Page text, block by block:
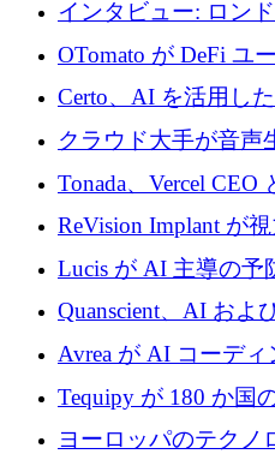
インタビュー: ロン
ーン Tide の CEO、
OTomato が DeFi ユ
インテリジェンス レ
Improbable から 200
Certo、AI を活用し
プラットフォームの
クラウド大手が音声
るなか、Voxmindが
ード資金を調達
Tonada、Vercel CEO
援を受けてステルス
ReVision Implant が
に 400 万ユーロを確
Lucis が AI 主導の予
を拡大するためにシ
を調達
Quanscient、AI およ
ドウェア エンジニ
1,000 万ユーロを調達
Avrea が AI コーデ
明するために 470 万
ら浮上
Tequipy が 180 か国
動化するために 300
ヨーロッパのテクノ